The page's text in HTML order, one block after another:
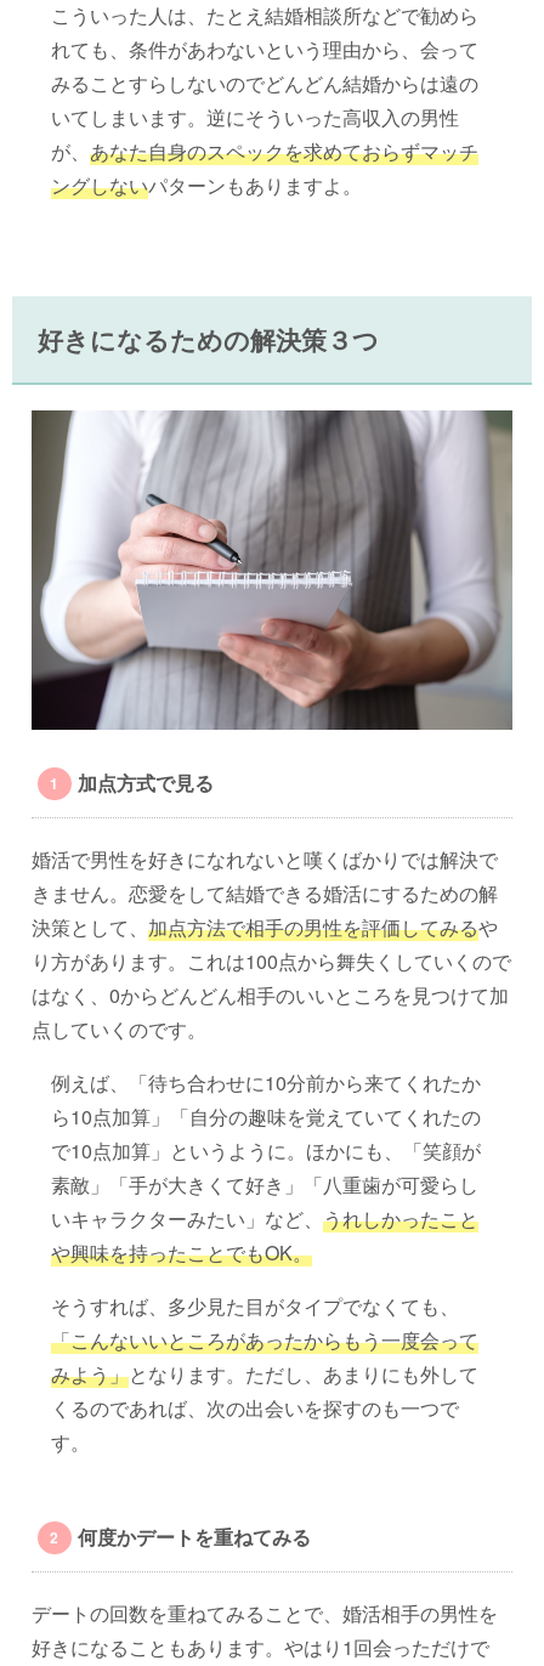
こういった人は、たとえ結婚相談所などで勧めら
れても、条件があわないという理由から、会って
みることすらしないのでどんどん結婚からは遠の
いてしまいます。逆にそういった高収入の男性
が、 あなた自身のスペックを求めておらずマッチ
ングしないパターンもありますよ。
好きになるための解決策３つ
加点方式で見る
婚活で男性を好きになれないと嘆くばかりでは解決で
きません。恋愛をして結婚できる婚活にするための解
決策として、 加点方法で相手の男性を評価してみるや
り方があります。これは100点から舞失くしていくので
はなく、0からどんどん相手のいいところを見つけて加
点していくのです。
例えば、「待ち合わせに10分前から来てくれたか
ら10点加算」「自分の趣味を覚えていてくれたの
で10点加算」というように。ほかにも、「笑顔が
素敵」「手が大きくて好き」「八重歯が可愛らし
いキャラクターみたい」など、 うれしかったこと
や興味を持ったことでもOK。
そうすれば、多少見た目がタイプでなくても、
「こんないいところがあったからもう一度会って
みよう」となります。ただし、あまりにも外して
くるのであれば、次の出会いを探すのも一つで
す。
何度かデートを重ねてみる
デートの回数を重ねてみることで、婚活相手の男性を
好きになることもあります。やはり1回会っただけで